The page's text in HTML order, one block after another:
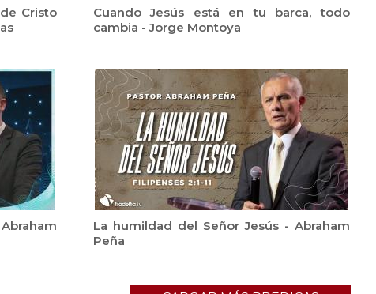
Cristo
Cuando Jesús está en tu barca, todo
cambia - Jorge Montoya
La humildad del Señor Jesús - Abraham
Peña